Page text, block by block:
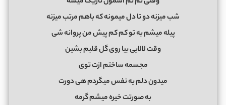
شب میزنه دو تا دل میمونه که باهم مرتب میزنه
پیله میشم به تو کم کم پیش من پروانه شی
وقت لالایی بیا روی گل قلبم بشین
مجسمه ساختم ازت توی
میدون دلم یه نفس میگردم هی دورت
به صورتت خیره میشم گرمه